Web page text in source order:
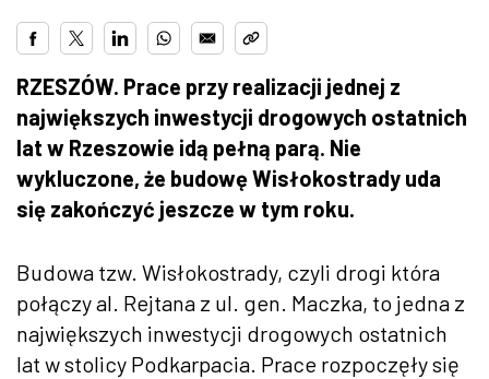
RZESZÓW. Prace przy realizacji jednej z
największych inwestycji drogowych ostatnich
lat w Rzeszowie idą pełną parą. Nie
wykluczone, że budowę Wisłokostrady uda
się zakończyć jeszcze w tym roku.
Budowa tzw. Wisłokostrady, czyli drogi która
połączy al. Rejtana z ul. gen. Maczka, to jedna z
największych inwestycji drogowych ostatnich
lat w stolicy Podkarpacia. Prace rozpoczęły się